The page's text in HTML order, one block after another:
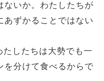
ないか。わたしたちが
あずかることではない
したちは大勢でも一
を分けて食べるからで